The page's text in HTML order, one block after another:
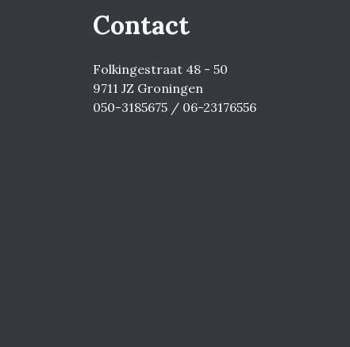
Contact
Folkingestraat 48 - 50
9711 JZ Groningen
050-3185675 / 06-23176556